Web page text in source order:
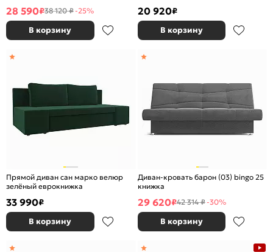
28 590₽38 120 ₽-25%
В корзину
20 920₽
В корзину
Прямой диван сан марко велюр
зелёный еврокнижка
33 990₽
В корзину
Диван-кровать барон (03) bingo 25
книжка
29 620₽42 314 ₽-30%
В корзину